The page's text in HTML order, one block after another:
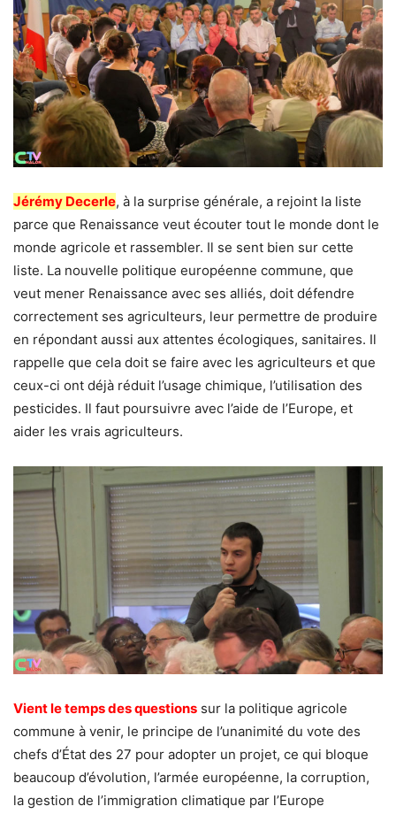
Jérémy Decerle, à la surprise générale, a rejoint la liste
parce que Renaissance veut écouter tout le monde dont le
monde agricole et rassembler. Il se sent bien sur cette
liste. La nouvelle politique européenne commune, que
veut mener Renaissance avec ses alliés, doit défendre
correctement ses agriculteurs, leur permettre de produire
en répondant aussi aux attentes écologiques, sanitaires. Il
rappelle que cela doit se faire avec les agriculteurs et que
ceux-ci ont déjà réduit l’usage chimique, l’utilisation des
pesticides. Il faut poursuivre avec l’aide de l’Europe, et
aider les vrais agriculteurs.
Vient le temps des questions sur la politique agricole
commune à venir, le principe de l’unanimité du vote des
chefs d’État des 27 pour adopter un projet, ce qui bloque
beaucoup d’évolution, l’armée européenne, la corruption,
la gestion de l’immigration climatique par l’Europe